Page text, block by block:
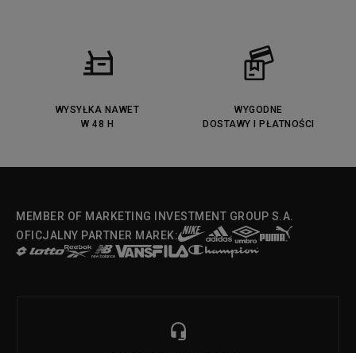
WYSYŁKA NAWET
W 48 H
WYGODNE
DOSTAWY I PŁATNOŚCI
MEMBER OF MARKETING INVESTMENT GROUP S.A.
OFICJALNY PARTNER MAREK: